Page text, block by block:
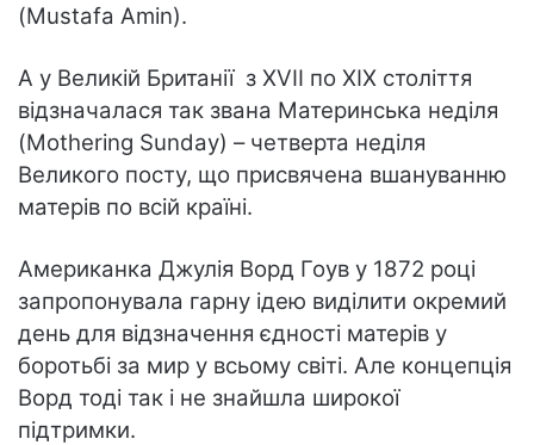
(Mustafa Amin).
А у Великій Британії з XVII по XIX століття
відзначалася так звана Материнська неділя
(Mothering Sunday) – четверта неділя
Великого посту, що присвячена вшануванню
матерів по всій країні.
Американка Джулія Ворд Гоув у 1872 році
запропонувала гарну ідею виділити окремий
день для відзначення єдності матерів у
боротьбі за мир у всьому світі. Але концепція
Ворд тоді так і не знайшла широкої
підтримки.